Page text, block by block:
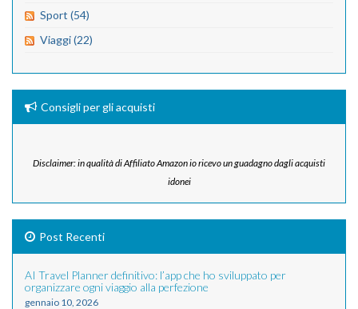
Sport (54)
Viaggi (22)
Consigli per gli acquisti
Disclaimer: in qualità di Affiliato Amazon io ricevo un guadagno dagli acquisti
idonei
Post Recenti
AI Travel Planner definitivo: l’app che ho sviluppato per
organizzare ogni viaggio alla perfezione
gennaio 10, 2026